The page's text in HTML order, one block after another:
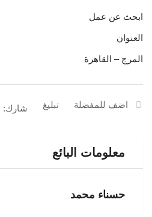
ابحث عن عمل
العنوان
المرج – القاهرة
اضف للمفضلة تبليغ شارك:
معلومات البائع
حسناء محمد